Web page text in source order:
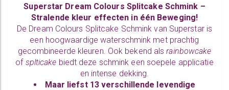
Superstar Dream Colours Splitcake Schmink –
Stralende kleur effecten in één Beweging!
De Dream Colours Splitcake Schmink van Superstar is
een hoogwaardige waterschmink met prachtig
gecombineerde kleuren. Ook bekend alsrainbowcake
of splticake biedt deze schmink een soepele applicatie
en intense dekking.
Maar liefst 13 verschillende levendige